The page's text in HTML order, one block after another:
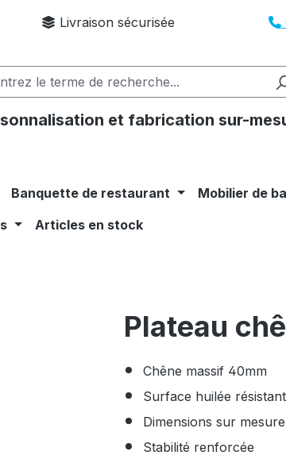
Livraison sécurisée
et fabrication sur-
Banquette de restaurant
Mobilier de
Articles en stock
Plateau
Chêne massif 40mm
Surface huilée
Dimensions sur mesure
Stabilité renforcée